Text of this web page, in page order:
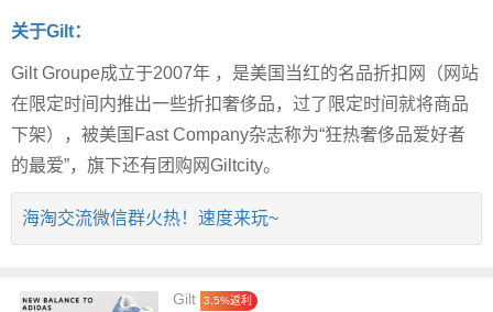
关于Gilt：
Gilt Groupe成立于2007年 ，是美国当红的名品折扣网（网站
在限定时间内推出一些折扣奢侈品，过了限定时间就将商品
下架），被美国Fast Company杂志称为“狂热奢侈品爱好者
的最爱”，旗下还有团购网Giltcity。
海淘交流微信群火热！速度来玩~
Gilt 3.5%返利